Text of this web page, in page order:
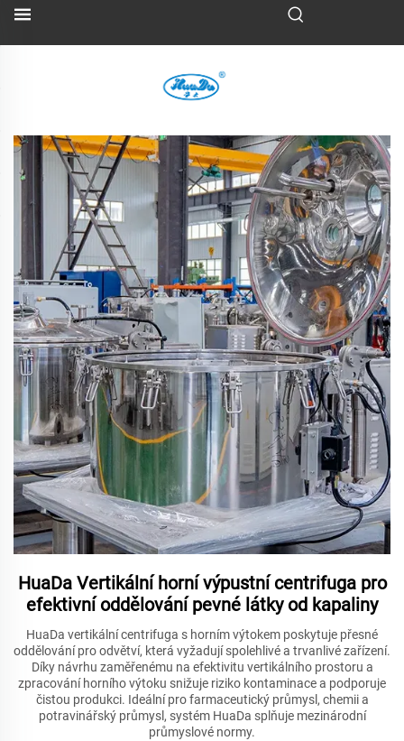
HuaDa Vertikální horní výpustní centrifuga pro
efektivní oddělování pevné látky od kapaliny
HuaDa vertikální centrifuga s horním výtokem poskytuje přesné
oddělování pro odvětví, která vyžadují spolehlivé a trvanlivé zařízení.
Díky návrhu zaměřenému na efektivitu vertikálního prostoru a
zpracování horního výtoku snižuje riziko kontaminace a podporuje
čistou produkci. Ideální pro farmaceutický průmysl, chemii a
potravinářský průmysl, systém HuaDa splňuje mezinárodní
průmyslové normy.